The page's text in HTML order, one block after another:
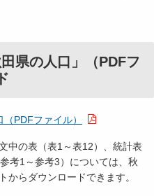
県の人口」（PDFフ
PDFファイル）
中の表（表1～表12）、統計表
考1～参考3）については、秋
からダウンロードできます。